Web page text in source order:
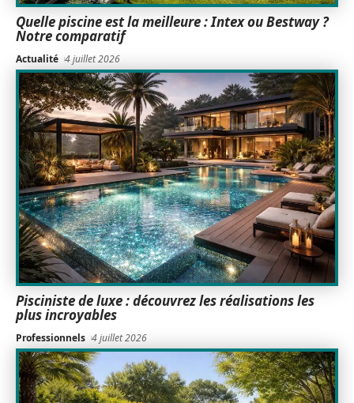
Quelle piscine est la meilleure : Intex ou Bestway ?
Notre comparatif
Actualité 4 juillet 2026
Pisciniste de luxe : découvrez les réalisations les
plus incroyables
Professionnels 4 juillet 2026